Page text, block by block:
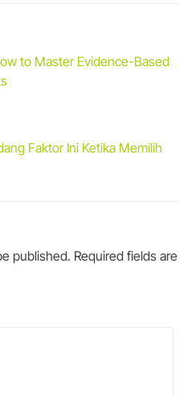
to Master Evidence-Based
Faktor Ini Ketika Memilih
published. Required fields are